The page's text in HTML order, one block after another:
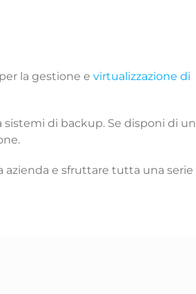
la gestione e virtualizzazione di
di backup. Se disponi di un
azienda e sfruttare tutta una serie